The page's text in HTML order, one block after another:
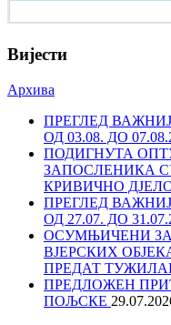
Вијести
Архива
ПРЕГЛЕД
ОД 03.08. ДО
ПОДИГНУТА
ЗАПОСЛЕНИКА
КРИВИЧНО
ПРЕГЛЕД
ОД 27.07. ДО
ОСУМЊИЧЕНИ
ВЈЕРСКИХ
ПРЕДАТ
ПРЕДЛОЖЕН
ПОЉСКЕ